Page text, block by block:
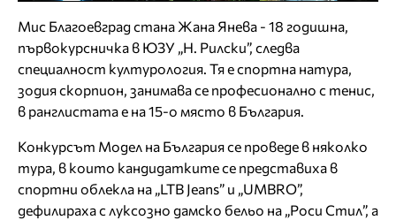
Мис Благоевград стана Жана Янева - 18 годишна,
първокурсничка в ЮЗУ „Н. Рилски”, следва
специалност културология. Тя е спортна натура,
зодия скорпион, занимава се професионално с тенис,
в ранглистата е на 15-о място в България.
Конкурсът Модел на България се проведе в няколко
тура, в които кандидатките се представиха в
спортни облекла на „LTB Jeans” и „UMBRO”,
дефилираха с луксозно дамско бельо на „Роси Стил”, а